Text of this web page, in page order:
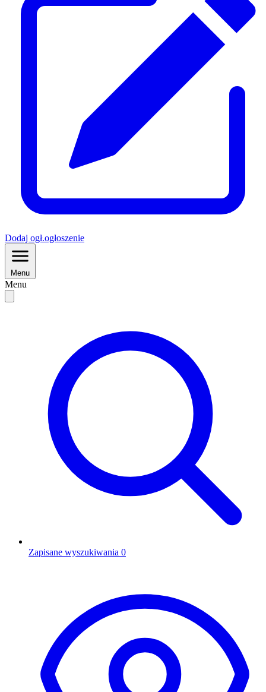
Dodaj ogł.ogłoszenie
Menu
Menu
Zapisane wyszukiwania 0